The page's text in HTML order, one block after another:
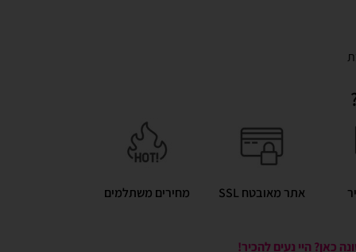
אתר מאובטח SSL מחירים משתלמים
כאן? היי נעים להכיר!